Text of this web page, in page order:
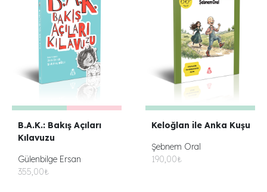
B.A.K.: Bakış Açıları
Kılavuzu
Gülenbilge Ersan
355,00₺
Keloğlan ile Anka Kuşu
Şebnem Oral
190,00₺